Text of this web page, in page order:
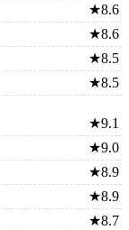
★8.6
★8.6
★8.5
★8.5
★9.1
★9.0
★8.9
★8.9
★8.7